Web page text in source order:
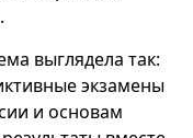
выглядела так:
экзамены
и основам